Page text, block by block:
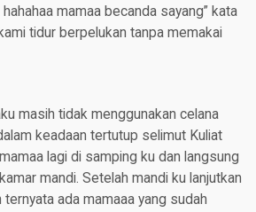
mamaa becanda sayang” kata
tidur berpelukan tanpa memakai
masih tidak menggunakan celana
keadaan tertutup selimut Kuliat
lagi di samping ku dan langsung
mandi. Setelah mandi ku lanjutkan
ada mamaaa yang sudah